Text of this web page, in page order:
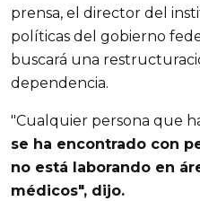
prensa, el director del
políticas del gobierno
buscará una
dependencia.
"Cualquier persona que
se ha encontrado con
no está laborando en
médicos", dijo.